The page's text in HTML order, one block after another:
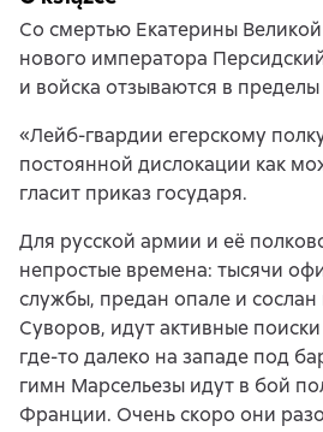
Со смертью Екатерины
нового императора
и войска отзываются в
«Лейб-гвардии егерскому
постоянной дислокации как
гласит приказ государя.
Для русской армии и её
непростые времена: тысячи
службы, предан опале и
Суворов, идут активные
где-то далеко на западе под
гимн Марсельезы идут в бой
Франции. Очень скоро они